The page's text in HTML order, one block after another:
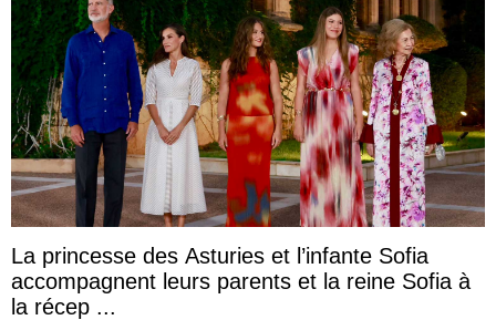
La princesse des Asturies et l’infante Sofia
accompagnent leurs parents et la reine Sofia à
la récep ...